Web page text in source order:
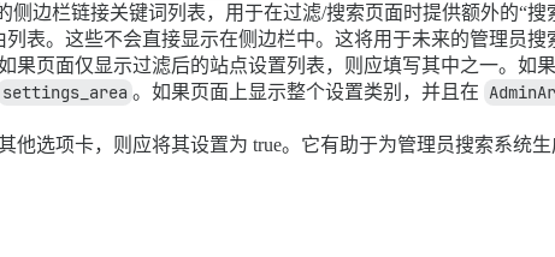
侧边栏链接关键词列表，用于在过滤/搜索页面时提供额外的“搜
表。这些不会直接显示在侧边栏中。这将用于未来的管理员搜
果页面仅显示过滤后的站点设置列表，则应填写其中之一。如
settings_area 。如果页面上显示整个设置类别，并且在
他选项卡，则应将其设置为 true。它有助于为管理员搜索系统生